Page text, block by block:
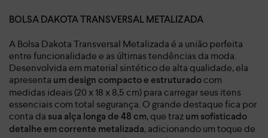
BOLSA DAKOTA TRANSVERSAL METALIZADA
A Bolsa Dakota Transversal Metalizada é a união perfeita
entre funcionalidade e as últimas tendências da moda.
Desenvolvida em material sintético de alta qualidade, ela
apresenta um design compacto e estruturado com
medidas ideais (20 x 18 x 8,5 cm) para carregar seus itens
essenciais com total segurança. O grande destaque fica por
conta da sua alça longa de 48 cm, que traz um sofisticado
detalhe em corrente metalizada, adicionando um toque de